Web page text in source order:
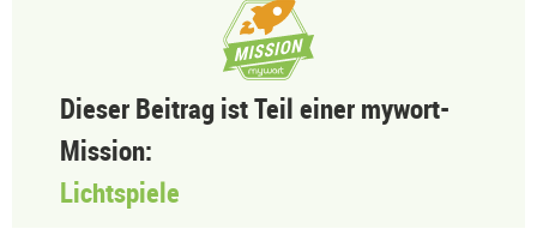
Dieser Beitrag ist Teil einer mywort-
Mission:
Lichtspiele